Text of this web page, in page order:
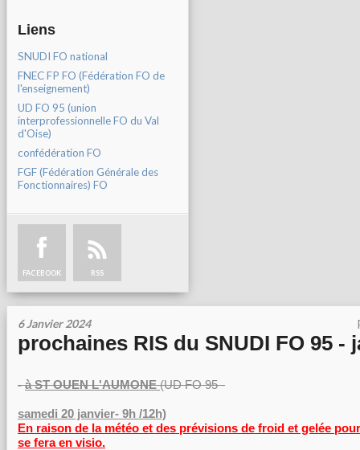
Liens
SNUDI FO national
FNEC FP FO (Fédération FO de
l'enseignement)
UD FO 95 (union
interprofessionnelle FO du Val
d'Oise)
confédération FO
FGF (Fédération Générale des
Fonctionnaires) FO
FACEBOOK RSS
6 Janvier 2024
prochaines RIS du SNUDI FO 95 -
-à ST OUEN L'AUMONE(UD FO 95 -
samedi 20 janvier- 9h /12h)
En raison de la météo et des prévisions de froid et gelée
se fera en visio.